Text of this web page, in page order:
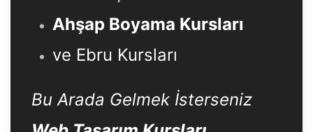
Ahşap Boyama Kursları
ve Ebru Kursları
Bu Arada Gelmek İsterseniz